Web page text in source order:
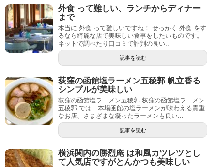
外食 って難しい、ランチからディナー
まで
本当に 外食 って難しいですね！ せっかく 外食 をす
るなら綺麗な店で美味しい食事をしたいものです。
ネットで調べたり口コミで評判の良い...
記事を読む
荻窪の函館塩ラーメン五稜郭 帆立香る
シンプルが美味しい
荻窪の函館塩ラーメン五稜郭 荻窪の函館塩ラーメン
五稜郭 では、本場函館の塩ラーメンが味わえる貴重
なお店、さまざまな凝ったラーメンも良い...
記事を読む
横浜関内の勝烈庵 は和風カツレツとし
て人気店ですがとんかつも美味しい